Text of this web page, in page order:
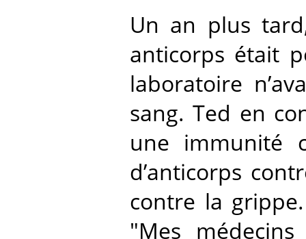
Un an plus
anticorps était
laboratoire
sang. Ted en
une immunité
d’anticorps
contre la
"Mes